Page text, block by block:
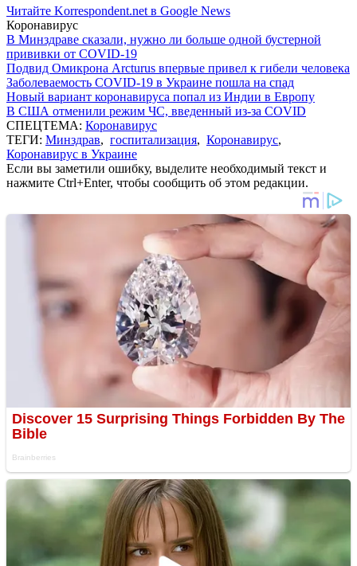
Читайте Korrespondent.net в Google News
Коронавирус
В Минздраве сказали, нужно ли больше одной бустерной
прививки от COVID-19
Подвид Омикрона Arcturus впервые привел к гибели человека
Заболеваемость COVID-19 в Украине пошла на спад
Новый вариант коронавируса попал из Индии в Европу
В США отменили режим ЧС, введенный из-за COVID
СПЕЦТЕМА: Коронавирус
ТЕГИ: Минздрав, госпитализация, Коронавирус,
Коронавирус в Украине
Если вы заметили ошибку, выделите необходимый текст и
нажмите Ctrl+Enter, чтобы сообщить об этом редакции.